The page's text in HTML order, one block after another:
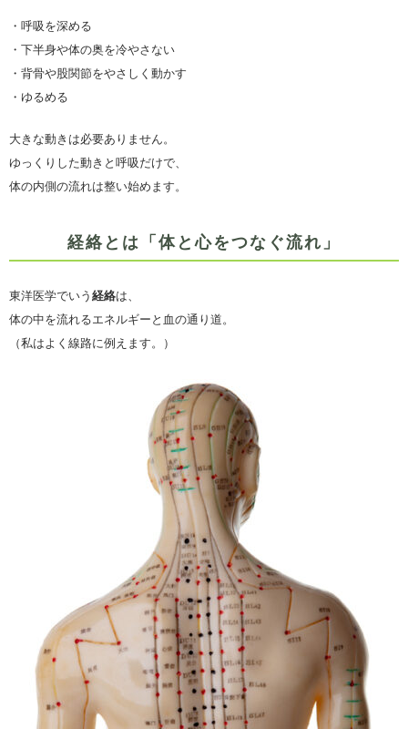
・呼吸を深める
・下半身や体の奥を冷やさない
・背骨や股関節をやさしく動かす
・ゆるめる
大きな動きは必要ありません。
ゆっくりした動きと呼吸だけで、
体の内側の流れは整い始めます。
経絡とは「体と心をつなぐ流れ」
東洋医学でいう 経絡は、
体の中を流れるエネルギーと血の通り道。
（私はよく線路に例えます。）